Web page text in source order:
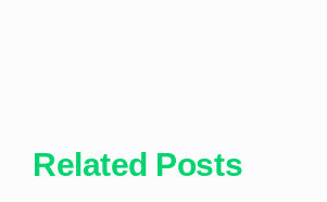
Related Posts